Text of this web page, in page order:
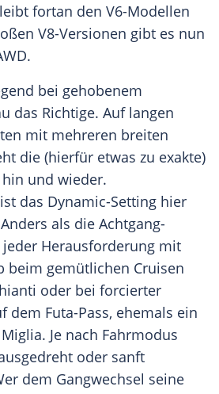
fortan den V6-Modellen
V8-Versionen gibt es nun
.
bei gehobenem
das Richtige. Auf langen
mit mehreren breiten
die (hierfür etwas zu exakte)
und wieder.
das Dynamic-Setting hier
als die Achtgang-
Herausforderung mit
beim gemütlichen Cruisen
oder bei forcierter
dem Futa-Pass, ehemals ein
. Je nach Fahrmodus
oder sanft
dem Gangwechsel seine